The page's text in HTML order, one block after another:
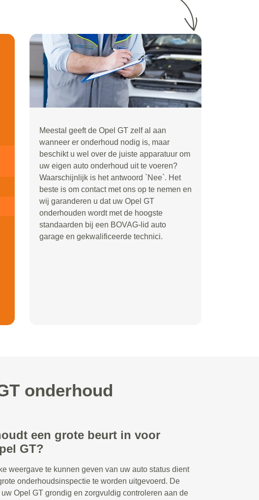
Meestal geeft de Opel GT zelf al aan
wanneer er onderhoud nodig is, maar
beschikt u wel over de juiste apparatuur om
uw eigen auto onderhoud uit te voeren?
Waarschijnlijk is het antwoord `Nee`. Het
beste is om contact met ons op te nemen en
wij garanderen u dat uw Opel GT
onderhouden wordt met de hoogste
standaarden bij een BOVAG-lid auto
garage en gekwalificeerde technici.
onderhoud
een grote beurt in voor
GT?
weergave te kunnen geven van uw auto status dient
onderhoudsinspectie te worden uitgevoerd. De
Opel GT grondig en zorgvuldig controleren aan de